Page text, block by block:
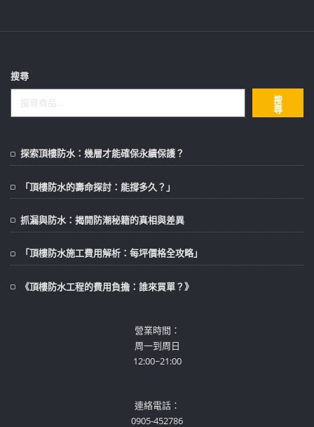
搜尋
搜
尋
探索頂樓防水：幾層才能確保永續保護？
「頂樓防水的壽命探討：能撐多久？」
抓漏與防水：揭開防潮秘籍的真相與差異
「頂樓防水施工費用解析：每坪價格全攻略」
《頂樓防水工程的費用負擔：誰來買單？》
營業時間：
周一到周日
12:00~21:00
連絡電話：
0905-452786